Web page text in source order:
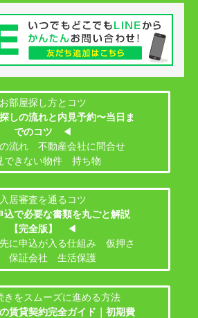
お部屋探し方とコツ
しの流れと内見予約〜当日ま
でのコツ
◀
の流れ 不動産会社に問合せ
できない物件 持ち物
入居審査を通るコツ
で必要な書類を丸ごと解説
【完全版】
◀
に申込が入る仕組み 仮押さ
保証会社 生活保護
きをスムーズに進める方法
賃貸契約完全ガイド｜初期費